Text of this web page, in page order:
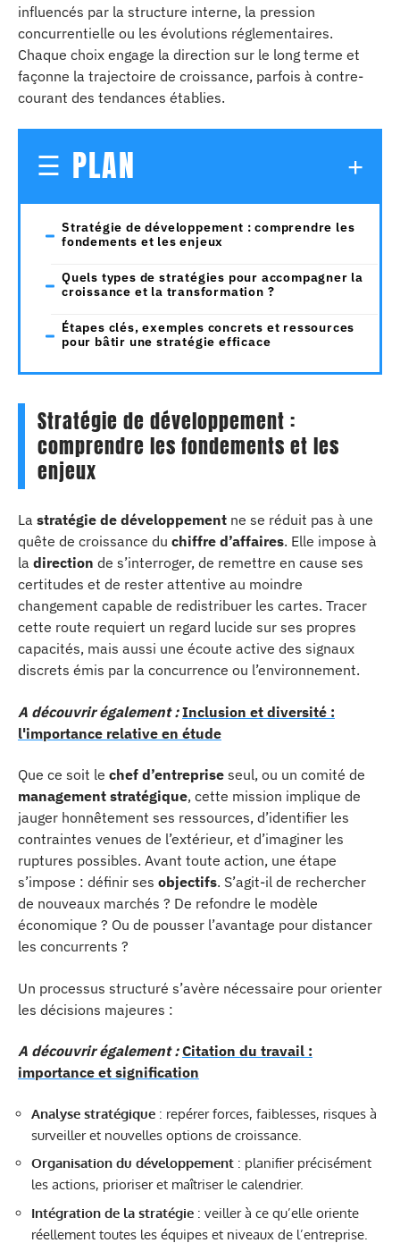
influencés par la structure interne, la pression
concurrentielle ou les évolutions réglementaires.
Chaque choix engage la direction sur le long terme et
façonne la trajectoire de croissance, parfois à contre-
courant des tendances établies.
PLAN
Stratégie de développement : comprendre les
fondements et les enjeux
Quels types de stratégies pour accompagner la
croissance et la transformation ?
Étapes clés, exemples concrets et ressources
pour bâtir une stratégie efficace
Stratégie de développement :
comprendre les fondements et les
enjeux
La stratégie de développement ne se réduit pas à une
quête de croissance du chiffre d’affaires. Elle impose à
la direction de s’interroger, de remettre en cause ses
certitudes et de rester attentive au moindre
changement capable de redistribuer les cartes. Tracer
cette route requiert un regard lucide sur ses propres
capacités, mais aussi une écoute active des signaux
discrets émis par la concurrence ou l’environnement.
A découvrir également : Inclusion et diversité :
l'importance relative en étude
Que ce soit le chef d’entreprise seul, ou un comité de
management stratégique, cette mission implique de
jauger honnêtement ses ressources, d’identifier les
contraintes venues de l’extérieur, et d’imaginer les
ruptures possibles. Avant toute action, une étape
s’impose : définir ses objectifs. S’agit-il de rechercher
de nouveaux marchés ? De refondre le modèle
économique ? Ou de pousser l’avantage pour distancer
les concurrents ?
Un processus structuré s’avère nécessaire pour orienter
les décisions majeures :
A découvrir également : Citation du travail :
importance et signification
Analyse stratégique : repérer forces, faiblesses, risques à
surveiller et nouvelles options de croissance.
Organisation du développement : planifier précisément
les actions, prioriser et maîtriser le calendrier.
Intégration de la stratégie : veiller à ce qu’elle oriente
réellement toutes les équipes et niveaux de l’entreprise.